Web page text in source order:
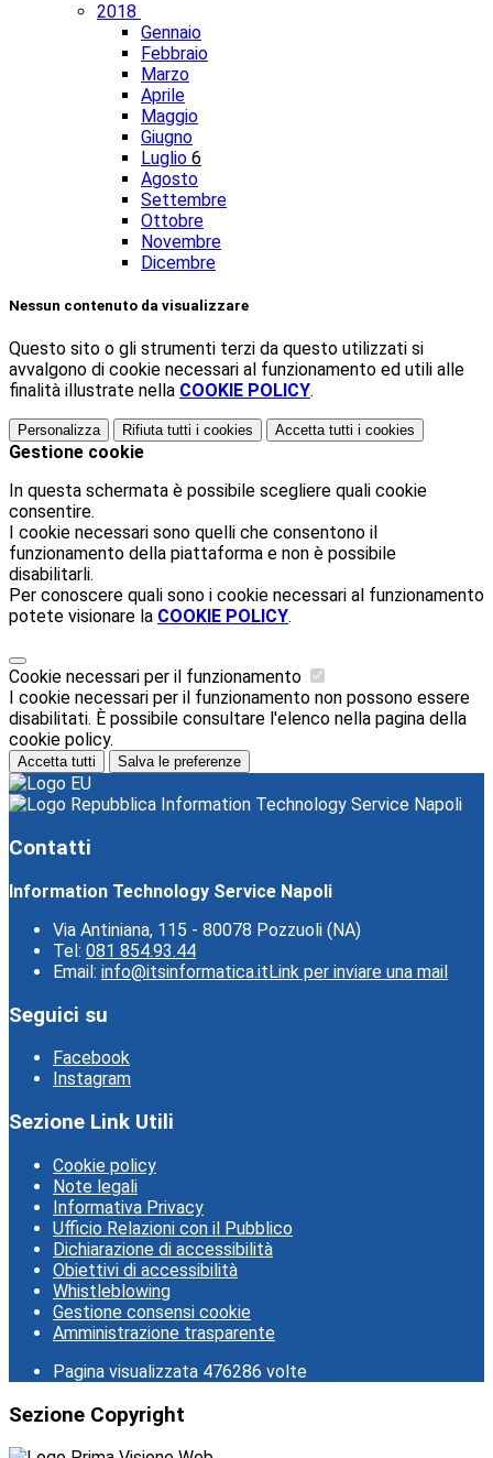
2018
Gennaio
Febbraio
Marzo
Aprile
Maggio
Giugno
Luglio 6
Agosto
Settembre
Ottobre
Novembre
Dicembre
Nessun contenuto da visualizzare
Questo sito o gli strumenti terzi da questo utilizzati si
avvalgono di cookie necessari al funzionamento ed utili alle
finalità illustrate nella COOKIE POLICY.
Personalizza Rifiuta tutti i cookies Accetta tutti i cookies
Gestione cookie
In questa schermata è possibile scegliere quali cookie
consentire.
I cookie necessari sono quelli che consentono il
funzionamento della piattaforma e non è possibile
disabilitarli.
Per conoscere quali sono i cookie necessari al funzionamento
potete visionare la COOKIE POLICY.
Cookie necessari per il funzionamento
I cookie necessari per il funzionamento non possono essere
disabilitati. È possibile consultare l'elenco nella pagina della
cookie policy.
Accetta tutti Salva le preferenze
Information Technology Service Napoli
Contatti
Information Technology Service Napoli
Via Antiniana, 115 - 80078 Pozzuoli (NA)
Tel: 081 854.93.44
Email: info@itsinformatica.itLink per inviare una mail
Seguici su
Facebook
Instagram
Sezione Link Utili
Cookie policy
Note legali
Informativa Privacy
Ufficio Relazioni con il Pubblico
Dichiarazione di accessibilità
Obiettivi di accessibilità
Whistleblowing
Gestione consensi cookie
Amministrazione trasparente
Pagina visualizzata 476286 volte
Sezione Copyright